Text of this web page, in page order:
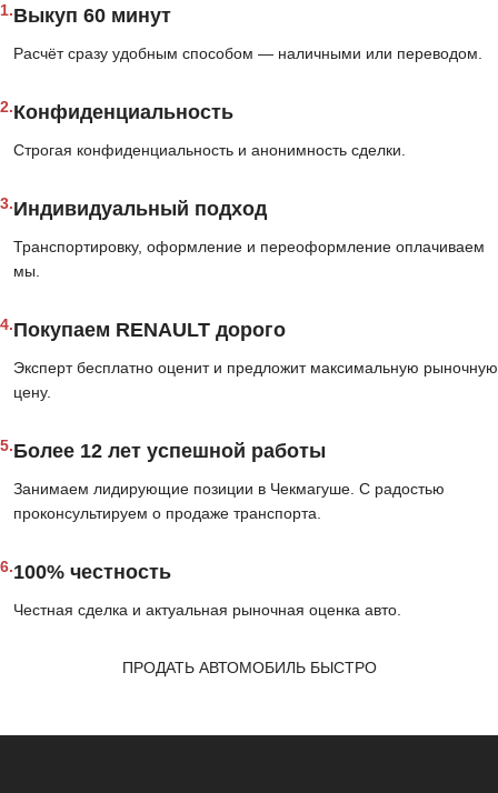
1.Выкуп 60 минут
Расчёт сразу удобным способом — наличными или переводом.
2.Конфиденциальность
Строгая конфиденциальность и анонимность сделки.
3.Индивидуальный подход
Транспортировку, оформление и переоформление оплачиваем
мы.
4.Покупаем RENAULT дорого
Эксперт бесплатно оценит и предложит максимальную рыночную
цену.
5.Более 12 лет успешной работы
Занимаем лидирующие позиции в Чекмагуше. С радостью
проконсультируем о продаже транспорта.
6.100% честность
Честная сделка и актуальная рыночная оценка авто.
ПРОДАТЬ АВТОМОБИЛЬ БЫСТРО